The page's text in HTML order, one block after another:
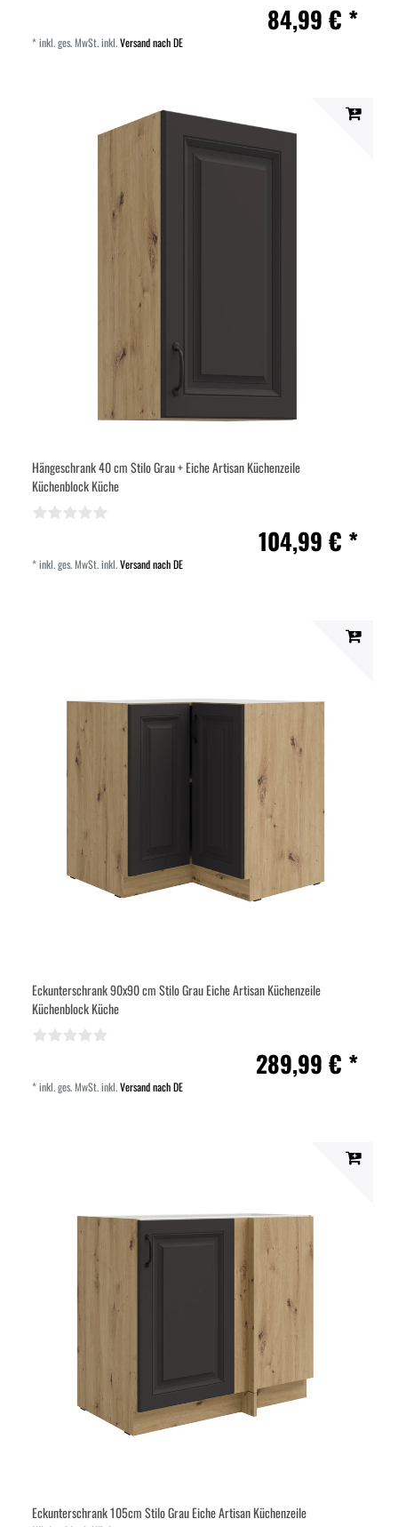
84,99 € *
*inkl. ges. MwSt.inkl.Versand nach DE
Hängeschrank 40 cm Stilo Grau + Eiche Artisan Küchenzeile
Küchenblock Küche
104,99 € *
*inkl. ges. MwSt.inkl.Versand nach DE
Eckunterschrank 90x90 cm Stilo Grau Eiche Artisan Küchenzeile
Küchenblock Küche
289,99 € *
*inkl. ges. MwSt.inkl.Versand nach DE
Eckunterschrank 105cm Stilo Grau Eiche Artisan Küchenzeile